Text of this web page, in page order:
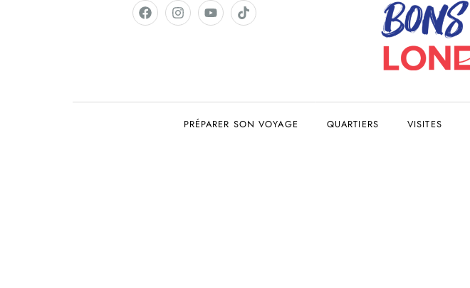
PRÉPARER SON VOYAGE QUARTIERS VISITES